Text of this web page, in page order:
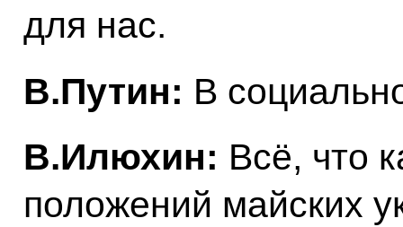
для нас.
В.Путин: В
В.Илюхин: Всё, что
положений майских